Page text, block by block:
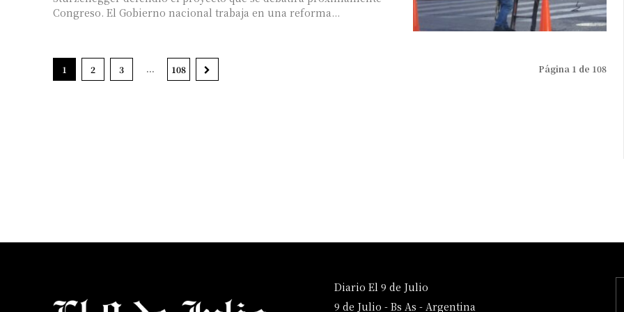
Congreso. El Gobierno nacional trabaja en una reforma...
1 2 3 ... 108 Página 1 de 108
Diario El 9 de Julio
9 de Julio - Bs As - Argentina